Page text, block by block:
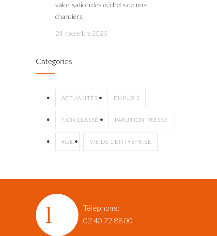
valorisation des déchets de nos
chantiers
24 novembre 2025
Categories
ACTUALITÉS EMPLOIS
NON CLASSÉ PARUTION PRESSE
RGE VIE DE L'ENTREPRISE
Téléphone:
02 40 72 88 00